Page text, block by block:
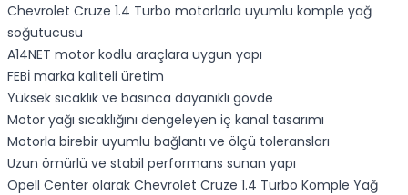
Chevrolet Cruze 1.4 Turbo motorlarla uyumlu komple yağ
soğutucusu
A14NET motor kodlu araçlara uygun yapı
FEBİ marka kaliteli üretim
Yüksek sıcaklık ve basınca dayanıklı gövde
Motor yağı sıcaklığını dengeleyen iç kanal tasarımı
Motorla birebir uyumlu bağlantı ve ölçü toleransları
Uzun ömürlü ve stabil performans sunan yapı
Opell Center olarak Chevrolet Cruze 1.4 Turbo Komple Yağ